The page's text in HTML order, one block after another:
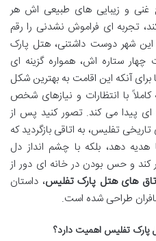
غنی و زیبایی های طبیعی اش هر
تجربه ای فراموش نشدنی را رقم
شهر دوست داشتنی، هتل پارک
ستاره اش، همواره گزینه ای
آنکه این اقامت به بهترین شکل
با انتظارات و نیازهای شخص
ای پیدا می کند. تصور کنید پس از
تفلیس، به اتاقی بازگردید که
دهد، بلکه با چشم انداز دل
و حس بودن در خانه ای دور از
های هتل پارک تفلیس، داستان
طراحی شده است.
پارک تفلیس اهمیت دارد؟